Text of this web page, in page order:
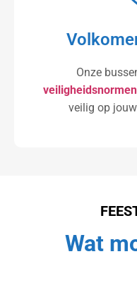
Onze
veiligheidsnormen
veilig op
Wat